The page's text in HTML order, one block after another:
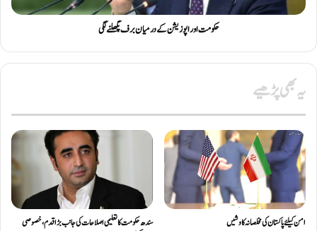
حکومت اور اپوزیشن کے درمیان برف پگھلنے لگی
یہ بھی پڑھیے
امن کیلئے پاکستان کی مخلصانہ کاوشیں
سندھ حکومت کا تعلیمی اصلاحات کی جانب بڑا قدم، خصوصی